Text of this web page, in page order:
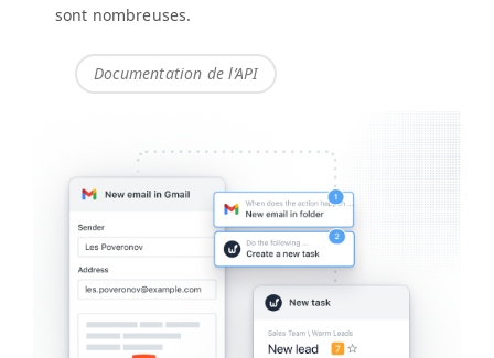
sont nombreuses.
Doc­u­men­ta­tion de l’API